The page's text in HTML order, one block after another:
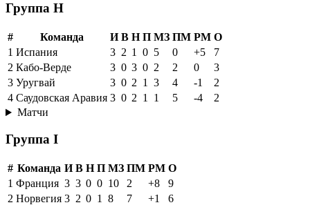
Группа H
# Команда И В Н П МЗ ПМ РМ О
1 Испания 3 2 1 0 5 0 +5
7
2 Кабо-Верде 3 0 3 0 2 2 0
3
3 Уругвай 3 0 2 1 3 4 -1
2
4 Саудовская Аравия 3 0 2 1 1 5 -4
2
Матчи
Группа I
# Команда И В Н П МЗ ПМ РМ О
1 Франция 3 3 0 0 10 2 +8
9
2 Норвегия 3 2 0 1 8 7 +1
6